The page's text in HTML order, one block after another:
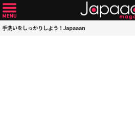
手洗いをしっかりしよう！Japaaan